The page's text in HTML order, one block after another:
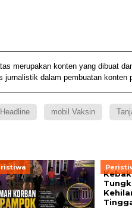
merupakan konten yang dibuat
dalam pembuatan konten
Headline mobil Vaksin